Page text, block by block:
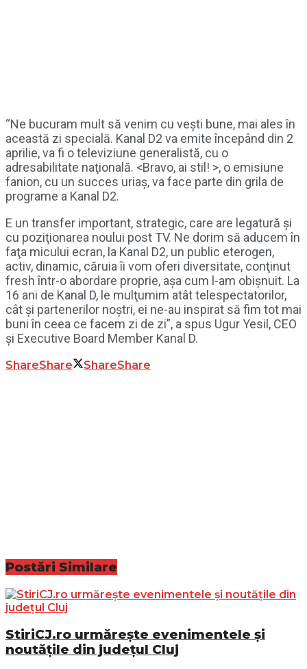
“Ne bucuram mult să venim cu veşti bune, mai ales în
această zi specială. Kanal D2 va emite începând din 2
aprilie, va fi o televiziune generalistă, cu o
adresabilitate naţională. <Bravo, ai stil! >, o emisiune
fanion, cu un succes uriaş, va face parte din grila de
programe a Kanal D2.
E un transfer important, strategic, care are legatură şi
cu poziţionarea noului post TV. Ne dorim să aducem în
faţa micului ecran, la Kanal D2, un public eterogen,
activ, dinamic, căruia îi vom oferi diversitate, conţinut
fresh într-o abordare proprie, aşa cum l-am obişnuit. La
16 ani de Kanal D, le mulţumim atât telespectatorilor,
cât şi partenerilor noştri, ei ne-au inspirat să fim tot mai
buni în ceea ce facem zi de zi”, a spus Ugur Yesil, CEO
şi Executive Board Member Kanal D.
ShareShare ShareShare
Postări Similare
StiriCJ.ro urmărește evenimentele și
noutățile din județul Cluj